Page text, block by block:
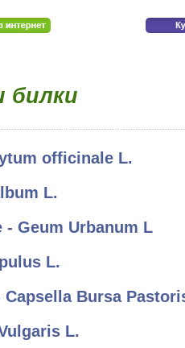
билки
officinale L.
L.
- Geum Urbanum L
L.
Capsella Bursa
L.